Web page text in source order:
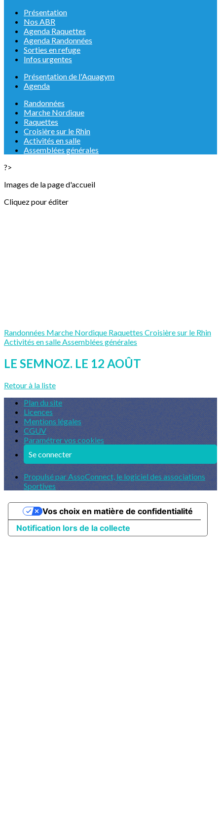
Présentation
Nos ABR
Agenda Raquettes
Agenda Randonnées
Sorties en refuge
Infos urgentes
Présentation de l'Aquagym
Agenda
Randonnées
Marche Nordique
Raquettes
Croisière sur le Rhin
Activités en salle
Assemblées générales
?>
Images de la page d'accueil
Cliquez pour éditer
Randonnées Marche Nordique Raquettes Croisière sur le Rhin
Activités en salleAssemblées générales
LE SEMNOZ. LE 12 AOÛT
Retour à la liste
Plan du site
Licences
Mentions légales
CGUV
Paramétrer vos cookies
Se connecter
Propulsé par AssoConnect, le logiciel des associations
Sportives
Notification lors de la collecte
Vos choix en matière de confidentialité